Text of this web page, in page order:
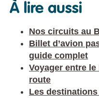
À lire aussi
Nos circuits au
Billet d’avion
guide complet
Voyager entre
route
Les